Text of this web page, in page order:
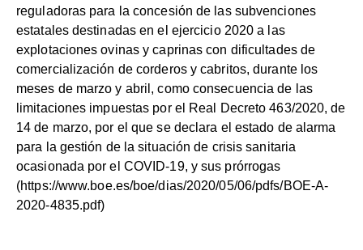
reguladoras para la concesión de las subvenciones
estatales destinadas en el ejercicio 2020 a las
explotaciones ovinas y caprinas con dificultades de
comercialización de corderos y cabritos, durante los
meses de marzo y abril, como consecuencia de las
limitaciones impuestas por el Real Decreto 463/2020, de
14 de marzo, por el que se declara el estado de alarma
para la gestión de la situación de crisis sanitaria
ocasionada por el COVID-19, y sus prórrogas
(https://www.boe.es/boe/dias/2020/05/06/pdfs/BOE-A-
2020-4835.pdf)